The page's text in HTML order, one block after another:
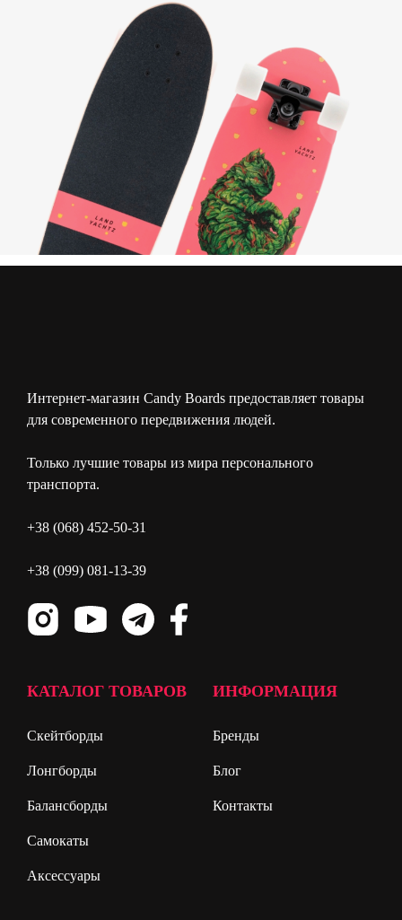
Интернет-магазин Candy Boards предоставляет товары
для современного передвижения людей.
Только лучшие товары из мира персонального
транспорта.
+38 (068) 452-50-31
+38 (099) 081-13-39
КАТАЛОГ ТОВАРОВ
Скейтборды
Лонгборды
Балансборды
Самокаты
Аксессуары
ИНФОРМАЦИЯ
Бренды
Блог
Контакты